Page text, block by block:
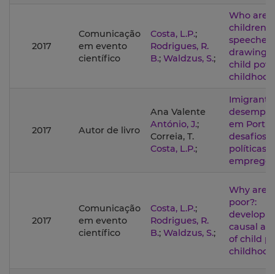
2017
Comunicação
em evento
científico
Costa, L.P.;
Rodrigues, R.
B.; Waldzus, S.;
Who are
children?:
speeches
drawings
child
childhood
2017 Autor de livro
Ana Valente
António, J.;
Correia, T.
Costa, L.P.;
em
desafios
políticas
emprego
2017
Comunicação
em evento
científico
Costa, L.P.;
Rodrigues, R.
B.; Waldzus, S.;
Why are
poor?:
causal
of child
childhood